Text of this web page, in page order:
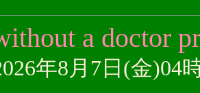
a doctor
年8月7日(金)04